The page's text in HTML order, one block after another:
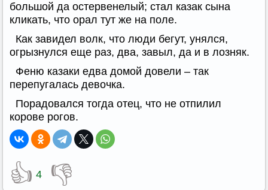
большой да остервенелый; стал казак сына
кликать, что орал тут же на поле.
Как завидел волк, что люди бегут, унялся,
огрызнулся еще раз, два, завыл, да и в лозняк.
Феню казаки едва домой довели – так
перепугалась девочка.
Порадовался тогда отец, что не отпилил
корове рогов.
👍 4 👎